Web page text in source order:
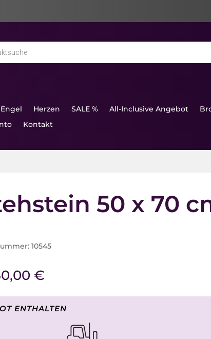
Engel Herzen SALE % All-Inclusive Angebot
Kontakt
50 x 70
10545
€
ENTHALTEN